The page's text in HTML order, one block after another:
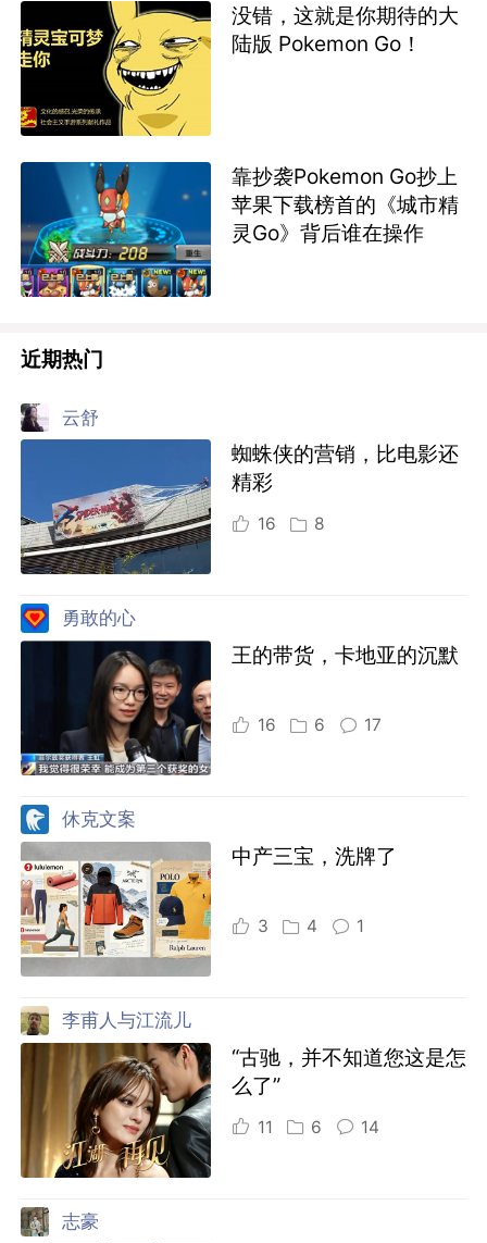
没错，这就是你期待的大
陆版 Pokemon Go！
靠抄袭Pokemon Go抄上
苹果下载榜首的《城市精
灵Go》背后谁在操作
近期热门
云舒
蜘蛛侠的营销，比电影还
精彩
16 8
勇敢的心
王的带货，卡地亚的沉默
16 6 17
休克文案
中产三宝，洗牌了
3 4 1
李甫人与江流儿
“古驰，并不知道您这是怎
么了”
11 6 14
志豪